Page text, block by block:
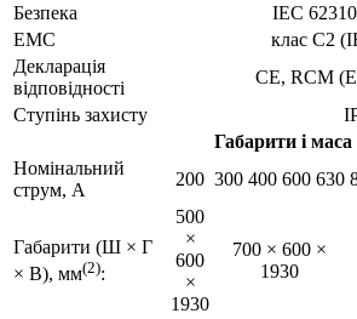
Безпека
IEC
ЕМС
клас C2
Декларація
відповідності
CE, RCM
Ступінь захисту
Габарити і маса
Номінальний
струм, А
200 300 400 600 630
Габарити (Ш × Г
× В), мм(2):
500
×
600
×
1930
700 × 600 ×
1930